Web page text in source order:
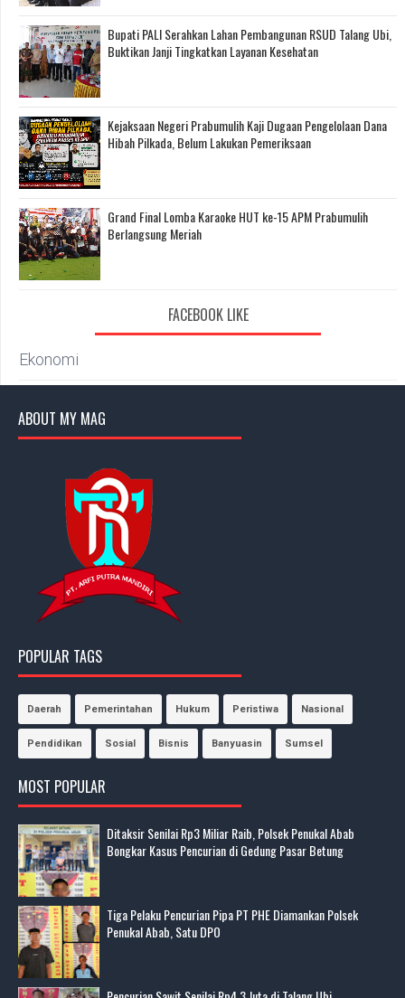
Bupati PALI Serahkan Lahan Pembangunan RSUD Talang Ubi,
Buktikan Janji Tingkatkan Layanan Kesehatan
Kejaksaan Negeri Prabumulih Kaji Dugaan Pengelolaan Dana
Hibah Pilkada, Belum Lakukan Pemeriksaan
Grand Final Lomba Karaoke HUT ke-15 APM Prabumulih
Berlangsung Meriah
FACEBOOK LIKE
Ekonomi
ABOUT MY MAG
POPULAR TAGS
Daerah Pemerintahan Hukum Peristiwa Nasional
Pendidikan Sosial Bisnis Banyuasin Sumsel
MOST POPULAR
Ditaksir Senilai Rp3 Miliar Raib, Polsek Penukal Abab
Bongkar Kasus Pencurian di Gedung Pasar Betung
Tiga Pelaku Pencurian Pipa PT PHE Diamankan Polsek
Penukal Abab, Satu DPO